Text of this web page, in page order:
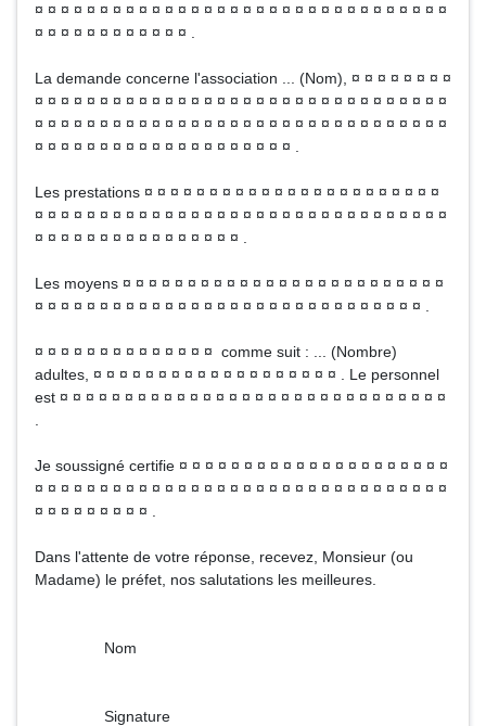
¤ ¤ ¤ ¤ ¤ ¤ ¤ ¤ ¤ ¤ ¤ ¤ ¤ ¤ ¤ ¤ ¤ ¤ ¤ ¤ ¤ ¤ ¤ ¤ ¤ ¤ ¤ ¤ ¤ ¤ ¤ ¤
¤ ¤ ¤ ¤ ¤ ¤ ¤ ¤ ¤ ¤ ¤ ¤ .
La demande concerne l'association ... (Nom), ¤ ¤ ¤ ¤ ¤ ¤ ¤ ¤
¤ ¤ ¤ ¤ ¤ ¤ ¤ ¤ ¤ ¤ ¤ ¤ ¤ ¤ ¤ ¤ ¤ ¤ ¤ ¤ ¤ ¤ ¤ ¤ ¤ ¤ ¤ ¤ ¤ ¤ ¤ ¤
¤ ¤ ¤ ¤ ¤ ¤ ¤ ¤ ¤ ¤ ¤ ¤ ¤ ¤ ¤ ¤ ¤ ¤ ¤ ¤ ¤ ¤ ¤ ¤ ¤ ¤ ¤ ¤ ¤ ¤ ¤ ¤
¤ ¤ ¤ ¤ ¤ ¤ ¤ ¤ ¤ ¤ ¤ ¤ ¤ ¤ ¤ ¤ ¤ ¤ ¤ ¤ .
Les prestations ¤ ¤ ¤ ¤ ¤ ¤ ¤ ¤ ¤ ¤ ¤ ¤ ¤ ¤ ¤ ¤ ¤ ¤ ¤ ¤ ¤ ¤ ¤
¤ ¤ ¤ ¤ ¤ ¤ ¤ ¤ ¤ ¤ ¤ ¤ ¤ ¤ ¤ ¤ ¤ ¤ ¤ ¤ ¤ ¤ ¤ ¤ ¤ ¤ ¤ ¤ ¤ ¤ ¤ ¤
¤ ¤ ¤ ¤ ¤ ¤ ¤ ¤ ¤ ¤ ¤ ¤ ¤ ¤ ¤ ¤ .
Les moyens ¤ ¤ ¤ ¤ ¤ ¤ ¤ ¤ ¤ ¤ ¤ ¤ ¤ ¤ ¤ ¤ ¤ ¤ ¤ ¤ ¤ ¤ ¤ ¤ ¤
¤ ¤ ¤ ¤ ¤ ¤ ¤ ¤ ¤ ¤ ¤ ¤ ¤ ¤ ¤ ¤ ¤ ¤ ¤ ¤ ¤ ¤ ¤ ¤ ¤ ¤ ¤ ¤ ¤ ¤ .
¤ ¤ ¤ ¤ ¤ ¤ ¤ ¤ ¤ ¤ ¤ ¤ ¤ ¤ comme suit : ... (Nombre)
adultes, ¤ ¤ ¤ ¤ ¤ ¤ ¤ ¤ ¤ ¤ ¤ ¤ ¤ ¤ ¤ ¤ ¤ ¤ ¤ . Le personnel
est ¤ ¤ ¤ ¤ ¤ ¤ ¤ ¤ ¤ ¤ ¤ ¤ ¤ ¤ ¤ ¤ ¤ ¤ ¤ ¤ ¤ ¤ ¤ ¤ ¤ ¤ ¤ ¤ ¤ ¤
Je soussigné certifie ¤ ¤ ¤ ¤ ¤ ¤ ¤ ¤ ¤ ¤ ¤ ¤ ¤ ¤ ¤ ¤ ¤ ¤ ¤ ¤ ¤
¤ ¤ ¤ ¤ ¤ ¤ ¤ ¤ ¤ ¤ ¤ ¤ ¤ ¤ ¤ ¤ ¤ ¤ ¤ ¤ ¤ ¤ ¤ ¤ ¤ ¤ ¤ ¤ ¤ ¤ ¤ ¤
¤ ¤ ¤ ¤ ¤ ¤ ¤ ¤ ¤ .
Dans l'attente de votre réponse, recevez, Monsieur (ou
Madame) le préfet, nos salutations les meilleures.
Nom
Signature